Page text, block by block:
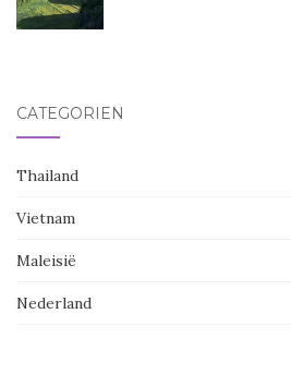
CATEGORIËN
Thailand
Vietnam
Maleisië
Nederland